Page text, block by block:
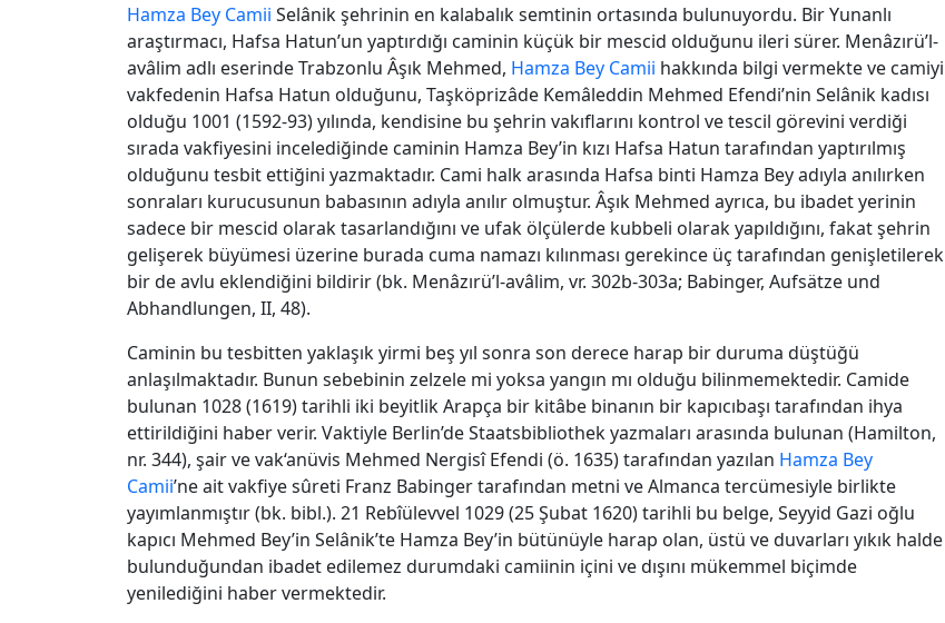
Hamza Bey Camii Selânik şehrinin en kalabalık semtinin ortasında bulunuyordu. Bir Yunanlı
araştırmacı, Hafsa Hatun’un yaptırdığı caminin küçük bir mescid olduğunu ileri sürer. Menâzırü’l-
avâlim adlı eserinde Trabzonlu Âşık Mehmed, Hamza Bey Camii hakkında bilgi vermekte ve camiyi
vakfedenin Hafsa Hatun olduğunu, Taşköprizâde Kemâleddin Mehmed Efendi’nin Selânik kadısı
olduğu 1001 (1592-93) yılında, kendisine bu şehrin vakıflarını kontrol ve tescil görevini verdiği
sırada vakfiyesini incelediğinde caminin Hamza Bey’in kızı Hafsa Hatun tarafından yaptırılmış
olduğunu tesbit ettiğini yazmaktadır. Cami halk arasında Hafsa binti Hamza Bey adıyla anılırken
sonraları kurucusunun babasının adıyla anılır olmuştur. Âşık Mehmed ayrıca, bu ibadet yerinin
sadece bir mescid olarak tasarlandığını ve ufak ölçülerde kubbeli olarak yapıldığını, fakat şehrin
gelişerek büyümesi üzerine burada cuma namazı kılınması gerekince üç tarafından genişletilerek
bir de avlu eklendiğini bildirir (bk. Menâzırü’l-avâlim, vr. 302b-303a; Babinger, Aufsätze und
Abhandlungen, II, 48).
Caminin bu tesbitten yaklaşık yirmi beş yıl sonra son derece harap bir duruma düştüğü
anlaşılmaktadır. Bunun sebebinin zelzele mi yoksa yangın mı olduğu bilinmemektedir. Camide
bulunan 1028 (1619) tarihli iki beyitlik Arapça bir kitâbe binanın bir kapıcıbaşı tarafından ihya
ettirildiğini haber verir. Vaktiyle Berlin’de Staatsbibliothek yazmaları arasında bulunan (Hamilton,
nr. 344), şair ve vak‘anüvis Mehmed Nergisî Efendi (ö. 1635) tarafından yazılan Hamza Bey
Camii’ne ait vakfiye sûreti Franz Babinger tarafından metni ve Almanca tercümesiyle birlikte
yayımlanmıştır (bk. bibl.). 21 Rebîülevvel 1029 (25 Şubat 1620) tarihli bu belge, Seyyid Gazi oğlu
kapıcı Mehmed Bey’in Selânik’te Hamza Bey’in bütünüyle harap olan, üstü ve duvarları yıkık halde
bulunduğundan ibadet edilemez durumdaki camiinin içini ve dışını mükemmel biçimde
yenilediğini haber vermektedir.